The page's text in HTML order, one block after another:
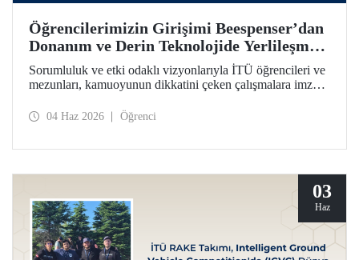
Öğrencilerimizin Girişimi Beespenser’dan
Donanım ve Derin Teknolojide Yerlileşme
İçin Dikkat Çekici Hamle
Sorumluluk ve etki odaklı vizyonlarıyla İTÜ öğrencileri ve
mezunları, kamuoyunun dikkatini çeken çalışmalara imza
yolculuğunun somutlaşan örnekleri arasında Beespenser de
04 Haz 2026 Öğrenci
03
Haz